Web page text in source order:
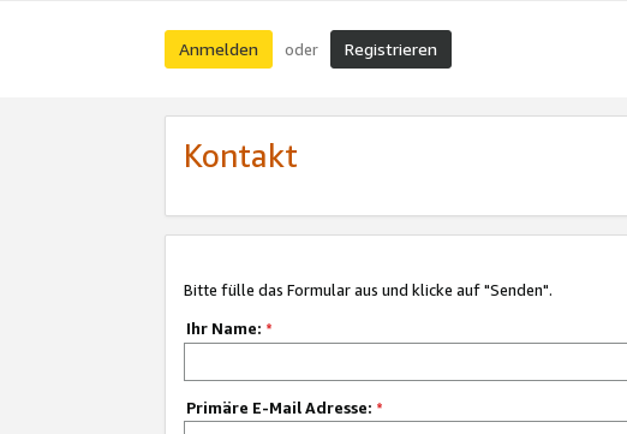
Anmelden oder Registrieren
Kontakt
Bitte fülle das Formular aus und klicke auf "Senden".
Ihr Name: *
Primäre E-Mail Adresse: *